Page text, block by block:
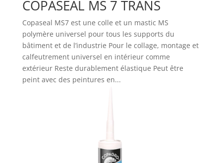
COPASEAL MS 7 TRANS
Copaseal MS7 est une colle et un mastic MS
polymère universel pour tous les supports du
bâtiment et de l’industrie Pour le collage, montage et
calfeutrement universel en intérieur comme
extérieur Reste durablement élastique Peut être
peint avec des peintures en...